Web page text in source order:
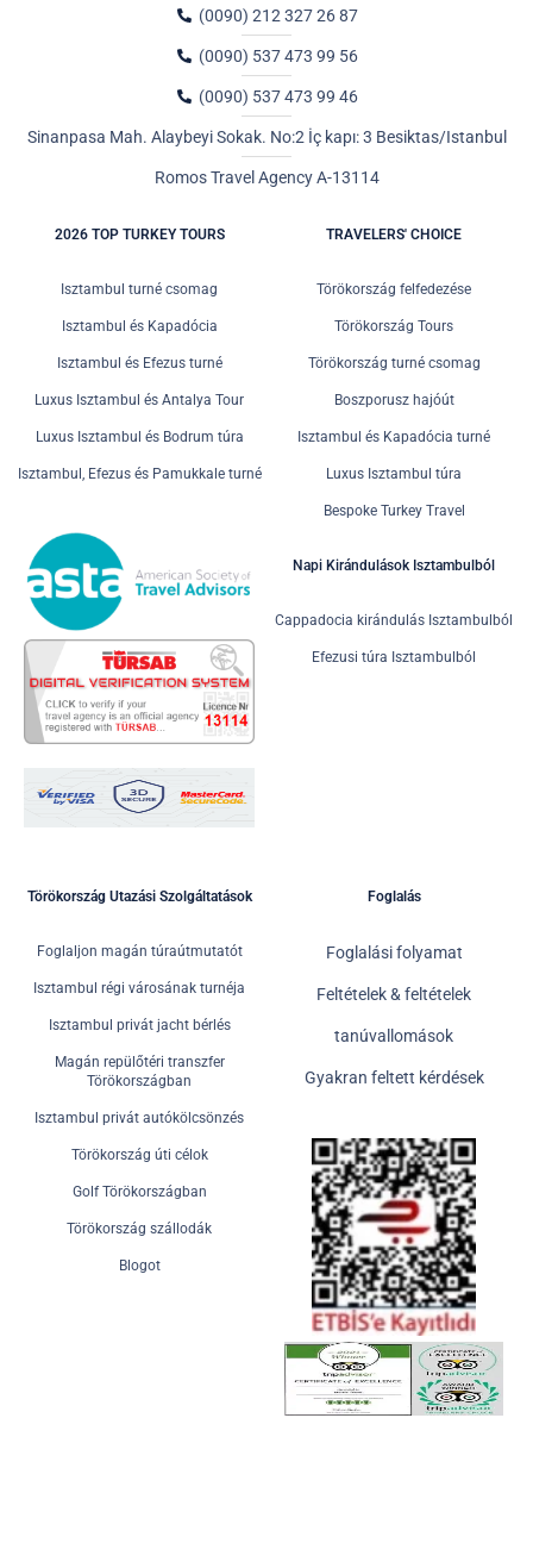
(0090) 212 327 26 87
(0090) 537 473 99 56
(0090) 537 473 99 46
Sinanpasa Mah. Alaybeyi Sokak. No:2 İç kapı: 3 Besiktas/Istanbul
Romos Travel Agency A-13114
2026 TOP TURKEY TOURS
Isztambul turné csomag
Isztambul és Kapadócia
Isztambul és Efezus turné
Luxus Isztambul és Antalya Tour
Luxus Isztambul és Bodrum túra
Isztambul, Efezus és Pamukkale turné
TRAVELERS' CHOICE
Törökország felfedezése
Törökország Tours
Törökország turné csomag
Boszporusz hajóút
Isztambul és Kapadócia turné
Luxus Isztambul túra
Bespoke Turkey Travel
Napi Kirándulások Isztambulból
Cappadocia kirándulás Isztambulból
Efezusi túra Isztambulból
Törökország Utazási Szolgáltatások
Foglaljon magán túraútmutatót
Isztambul régi városának turnéja
Isztambul privát jacht bérlés
Magán repülőtéri transzfer
Törökországban
Isztambul privát autókölcsönzés
Törökország úti célok
Golf Törökországban
Törökország szállodák
Blogot
Foglalás
Foglalási folyamat
Feltételek & feltételek
tanúvallomások
Gyakran feltett kérdések